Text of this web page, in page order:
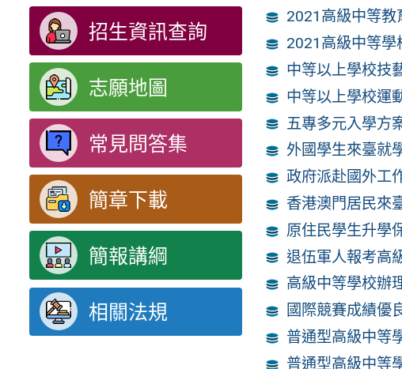
招生資訊查詢
志願地圖
常見問答集
簡章下載
簡報講綱
相關法規
2021高級中等教
2021高級中等學
中等以上學校技
中等以上學校運
五專多元入學方
外國學生來臺就
政府派赴國外工
香港澳門居民來
原住民學生升學
退伍軍人報考高
高級中等學校辦
國際競賽成績優
普通型高級中等
普通型高級中等